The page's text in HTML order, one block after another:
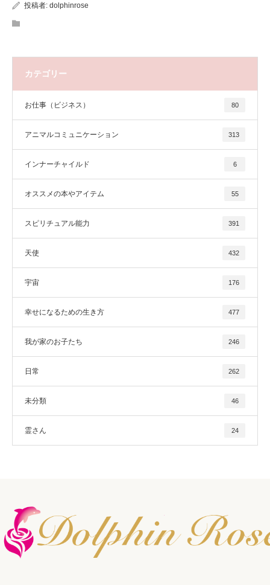
投稿者: dolphinrose
カテゴリー
お仕事（ビジネス） 80
アニマルコミュニケーション 313
インナーチャイルド 6
オススメの本やアイテム 55
スピリチュアル能力 391
天使 432
宇宙 176
幸せになるための生き方 477
我が家のお子たち 246
日常 262
未分類 46
霊さん 24